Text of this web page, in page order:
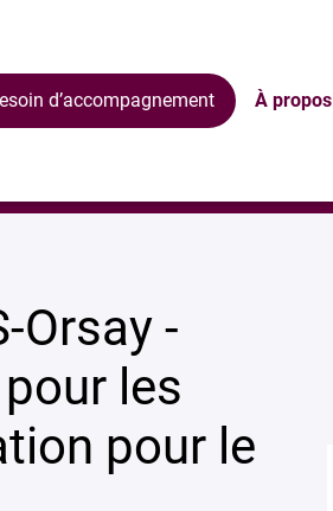
d’accompagnement À propos
Orsay -
les
pour le